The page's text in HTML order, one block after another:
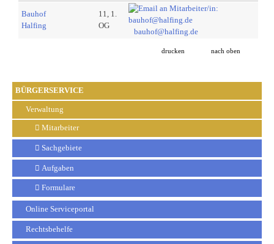
BÜRGERSERVICE
Verwaltung
Mitarbeiter
Sachgebiete
Aufgaben
Formulare
Online Serviceportal
Rechtsbehelfe
Bauhof
Halfing
11, 1.
OG
bauhof@halfing.de
drucken nach oben